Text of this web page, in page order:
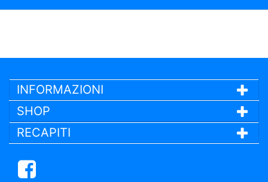
INFORMAZIONI
SHOP
RECAPITI
Facebook